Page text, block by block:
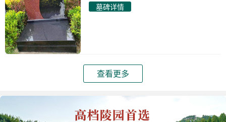
墓碑详情
查看更多